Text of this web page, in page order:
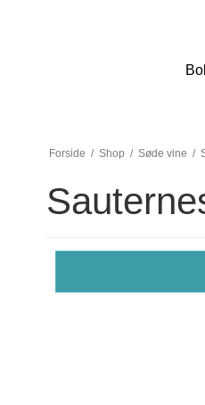
Forside / Shop / Søde vine /